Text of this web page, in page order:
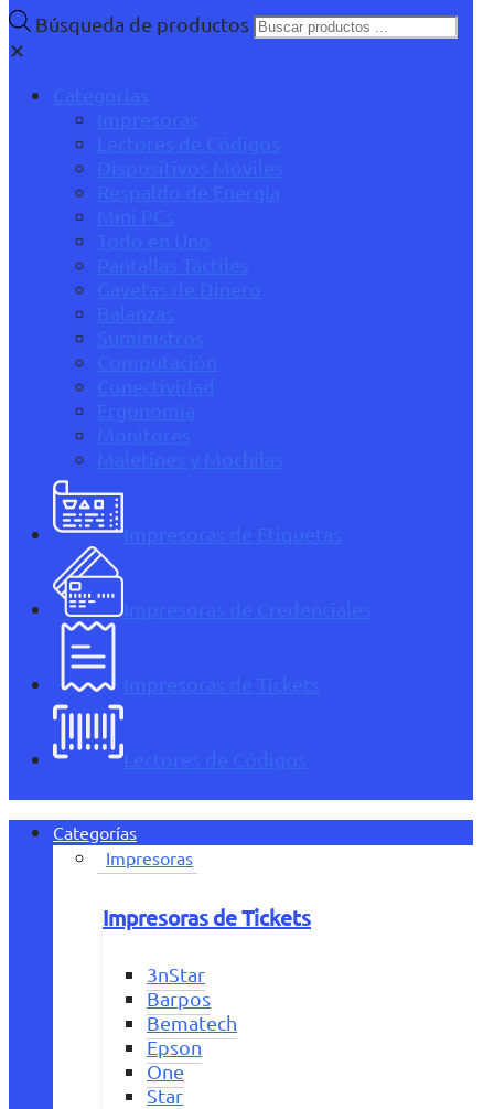
Búsqueda de productos
✕
Categorías
Impresoras
Lectores de Códigos
Dispositivos Móviles
Respaldo de Energía
Mini PCs
Todo en Uno
Pantallas Táctiles
Gavetas de Dinero
Balanzas
Suministros
Computación
Conectividad
Ergonomía
Monitores
Maletines y Mochilas
Impresoras de Etiquetas
Impresoras de Credenciales
Impresoras de Tickets
Lectores de Códigos
Categorías
Impresoras
Impresoras de Tickets
3nStar
Barpos
Bematech
Epson
One
Star